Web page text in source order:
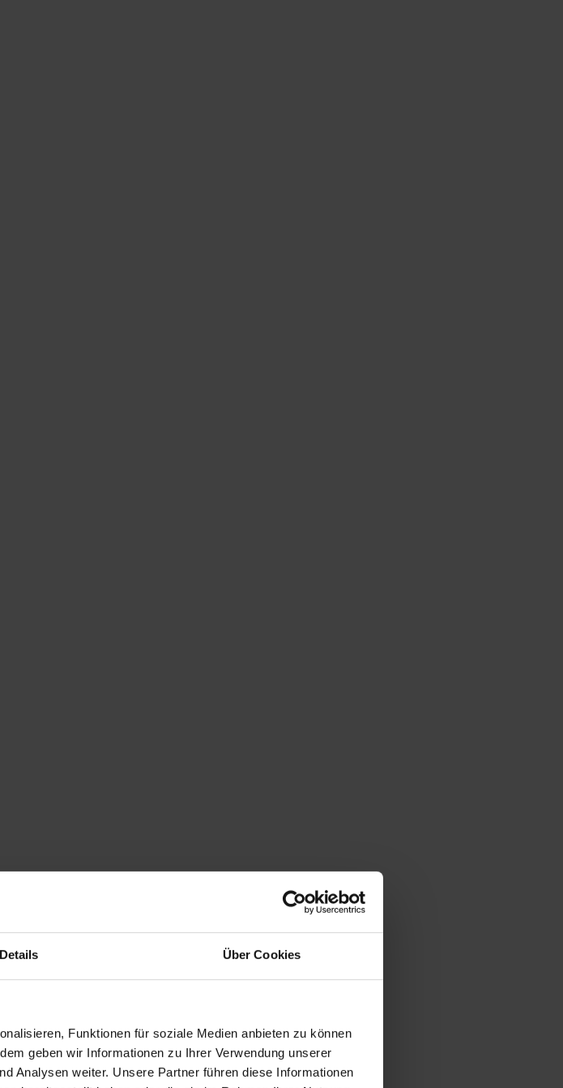
Details Über Cookies
Funktionen für soziale Medien anbieten zu können
geben wir Informationen zu Ihrer Verwendung unserer
Analysen weiter. Unsere Partner führen diese Informationen